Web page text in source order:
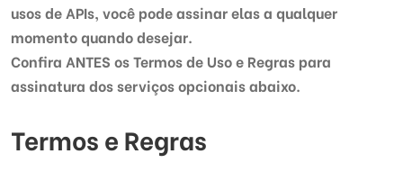
usos de APIs, você pode assinar elas a qualquer
momento quando desejar.
Confira ANTES os Termos de Uso e Regras para
assinatura dos serviços opcionais abaixo.
Termos e Regras